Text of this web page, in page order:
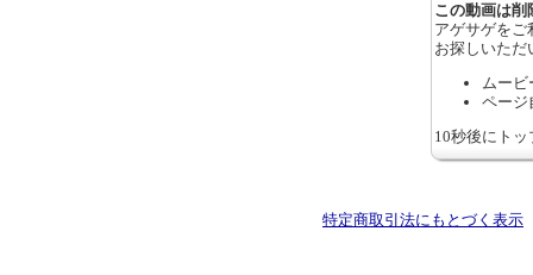
この動画は削
アゲサゲをご
お探しいただ
ムービ
ページ
10秒後にト
特定商取引法にもとづく表示